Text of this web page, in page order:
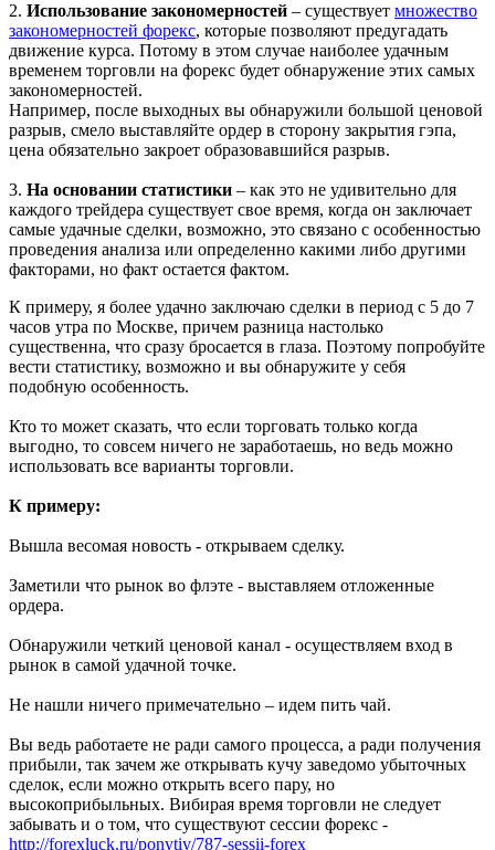
2. Использование закономерностей – существует множество
закономерностей форекс, которые позволяют предугадать
движение курса. Потому в этом случае наиболее удачным
временем торговли на форекс будет обнаружение этих самых
закономерностей.
Например, после выходных вы обнаружили большой ценовой
разрыв, смело выставляйте ордер в сторону закрытия гэпа,
цена обязательно закроет образовавшийся разрыв.
3. На основании статистики – как это не удивительно для
каждого трейдера существует свое время, когда он заключает
самые удачные сделки, возможно, это связано с особенностью
проведения анализа или определенно какими либо другими
факторами, но факт остается фактом.
К примеру, я более удачно заключаю сделки в период с 5 до 7
часов утра по Москве, причем разница настолько
существенна, что сразу бросается в глаза. Поэтому попробуйте
вести статистику, возможно и вы обнаружите у себя
подобную особенность.
Кто то может сказать, что если торговать только когда
выгодно, то совсем ничего не заработаешь, но ведь можно
использовать все варианты торговли.
К примеру:
Вышла весомая новость - открываем сделку.
Заметили что рынок во флэте - выставляем отложенные
ордера.
Обнаружили четкий ценовой канал - осуществляем вход в
рынок в самой удачной точке.
Не нашли ничего примечательно – идем пить чай.
Вы ведь работаете не ради самого процесса, а ради получения
прибыли, так зачем же открывать кучу заведомо убыточных
сделок, если можно открыть всего пару, но
высокоприбыльных. Вибирая время торговли не следует
забывать и о том, что существуют сессии форекс -
http://forexluck.ru/ponytiy/787-sessii-forex